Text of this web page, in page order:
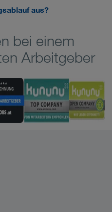
aus?
bei einem
Arbeitgeber